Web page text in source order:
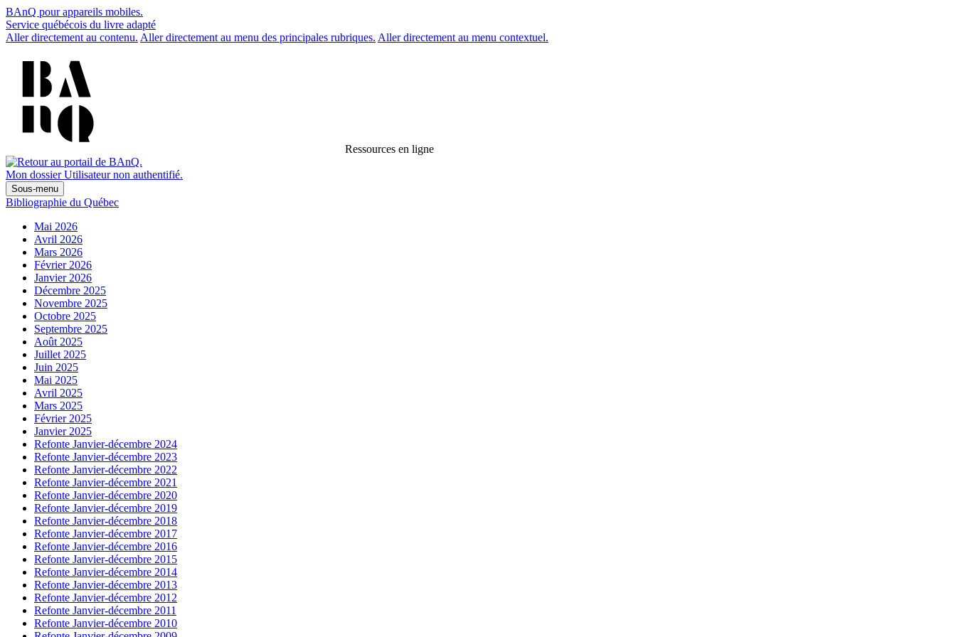
BAnQ pour appareils mobiles.
Service québécois du livre adapté
Aller directement au contenu. Aller directement au menu des principales rubriques. Aller directement au menu contextuel.
Ressources en ligne
Mon dossier Utilisateur non authentifié.
Sous-menu
Bibliographie du Québec
Mai 2026
Avril 2026
Mars 2026
Février 2026
Janvier 2026
Décembre 2025
Novembre 2025
Octobre 2025
Septembre 2025
Août 2025
Juillet 2025
Juin 2025
Mai 2025
Avril 2025
Mars 2025
Février 2025
Janvier 2025
Refonte Janvier-décembre 2024
Refonte Janvier-décembre 2023
Refonte Janvier-décembre 2022
Refonte Janvier-décembre 2021
Refonte Janvier-décembre 2020
Refonte Janvier-décembre 2019
Refonte Janvier-décembre 2018
Refonte Janvier-décembre 2017
Refonte Janvier-décembre 2016
Refonte Janvier-décembre 2015
Refonte Janvier-décembre 2014
Refonte Janvier-décembre 2013
Refonte Janvier-décembre 2012
Refonte Janvier-décembre 2011
Refonte Janvier-décembre 2010